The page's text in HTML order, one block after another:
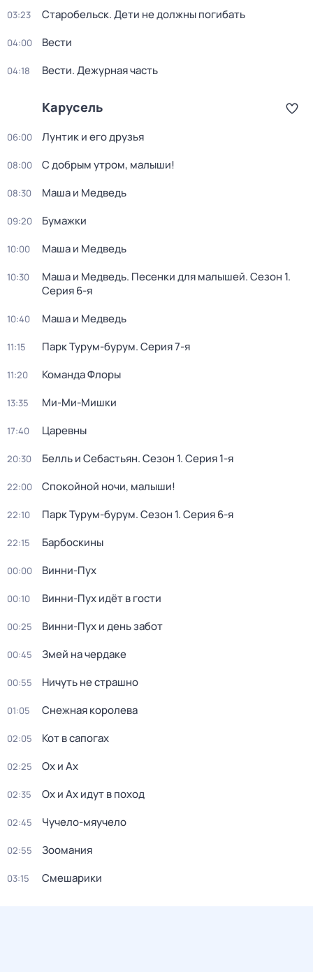
03:23 Старобельск. Дети не должны погибать
04:00 Вести
04:18 Вести. Дежурная часть
Карусель
06:00 Лунтик и его друзья
08:00 С добрым утром, малыши!
08:30 Маша и Медведь
09:20 Бумажки
10:00 Маша и Медведь
10:30 Маша и Медведь. Песенки для малышей. Сезон 1.
Серия 6-я
10:40 Маша и Медведь
11:15 Парк Турум-бурум. Серия 7-я
11:20 Команда Флоры
13:35 Ми-Ми-Мишки
17:40 Царевны
20:30 Белль и Себастьян. Сезон 1. Серия 1-я
22:00 Спокойной ночи, малыши!
22:10 Парк Турум-бурум. Сезон 1. Серия 6-я
22:15 Барбоскины
00:00 Винни-Пух
00:10 Винни-Пух идёт в гости
00:25 Винни-Пух и день забот
00:45 Змей на чердаке
00:55 Ничуть не страшно
01:05 Снежная королева
02:05 Кот в сапогах
02:25 Ох и Ах
02:35 Ох и Ах идут в поход
02:45 Чучело-мяучело
02:55 Зоомания
03:15 Смешарики